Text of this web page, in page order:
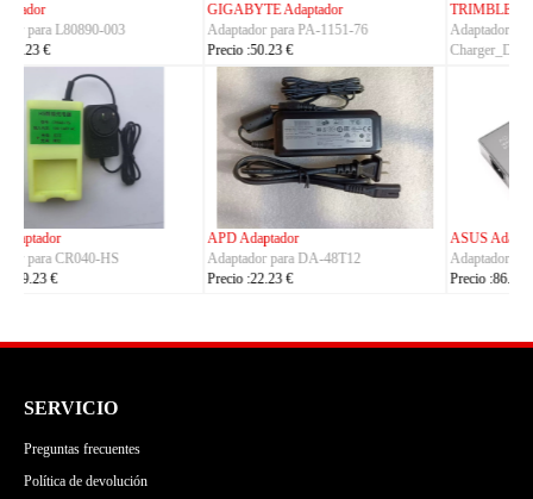
TRIMBLE Adaptador
Adaptador para
Charger_Dual_Battery_Slot
Precio :149.23 €
ASUS Adaptador
Adaptador para A14-150P1A
Precio :42.23 €
ASUS Adaptador
Adaptador para ADP-380AB_B
Precio :86.23 €
OLYMPUS Adaptador
Adaptador para CH4000
Precio :100.23 €
SERVICIO
Preguntas frecuentes
Política de devolución